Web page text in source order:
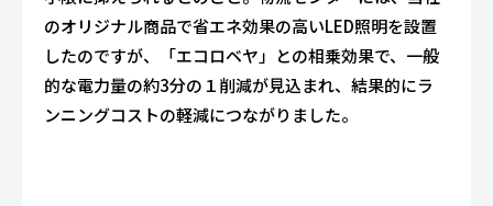
のオリジナル商品で省エネ効果の高いLED照明を設置
したのですが、「エコロベヤ」との相乗効果で、一般
的な電力量の約3分の１削減が見込まれ、結果的にラ
ンニングコストの軽減につながりました。